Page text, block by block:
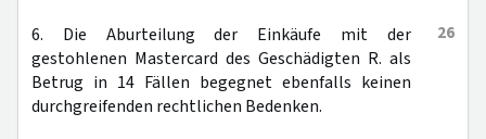
26
6. Die Aburteilung der Einkäufe mit der
gestohlenen Mastercard des Geschädigten R. als
Betrug in 14 Fällen begegnet ebenfalls keinen
durchgreifenden rechtlichen Bedenken.